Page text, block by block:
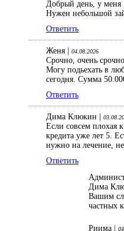
Добрый день, у меня
Нужен небольшой
Ответить
Женя | 04.08.2026
Срочно, очень
Могу подьехать в
сегодня. Сумма
Ответить
Дима Клюкин |
Если совсем плохая
кредита уже лет 5.
нужно на лечение,
Ответить
Дима
Вашим
частных
Риима |